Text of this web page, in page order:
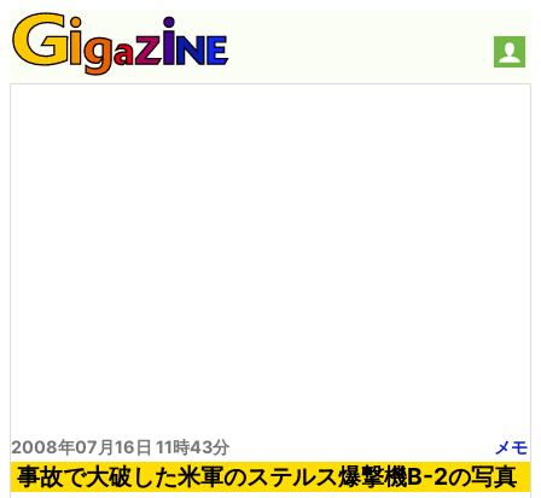
2008年07月16日 11時43分 メモ
事故で大破した米軍のステルス爆撃機B-2の写真